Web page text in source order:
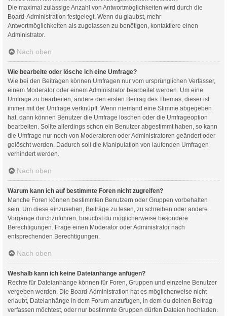
Die maximal zulässige Anzahl von Antwortmöglichkeiten wird durch die
Board-Administration festgelegt. Wenn du glaubst, mehr
Antwortmöglichkeiten als zugelassen zu benötigen, kontaktiere einen
Administrator.
Nach oben
Wie bearbeite oder lösche ich eine Umfrage?
Wie bei den Beiträgen können Umfragen nur vom ursprünglichen Verfasser,
einem Moderator oder einem Administrator bearbeitet werden. Um eine
Umfrage zu bearbeiten, ändere den ersten Beitrag des Themas; dieser ist
immer mit der Umfrage verknüpft. Wenn niemand eine Stimme abgegeben
hat, dann können Benutzer die Umfrage löschen oder die Umfrageoption
bearbeiten. Sollte allerdings schon ein Benutzer abgestimmt haben, so kann
die Umfrage nur noch von Moderatoren oder Administratoren geändert oder
gelöscht werden. Dadurch soll die Manipulation von laufenden Umfragen
verhindert werden.
Nach oben
Warum kann ich auf bestimmte Foren nicht zugreifen?
Manche Foren können bestimmten Benutzern oder Gruppen vorbehalten
sein. Um diese einzusehen, Beiträge zu lesen, zu schreiben oder andere
Vorgänge durchzuführen, brauchst du möglicherweise besondere
Berechtigungen. Frage einen Moderator oder Administrator nach
entsprechenden Berechtigungen.
Nach oben
Weshalb kann ich keine Dateianhänge anfügen?
Rechte für Dateianhänge können für Foren, Gruppen und einzelne Benutzer
vergeben werden. Die Board-Administration hat es möglicherweise nicht
erlaubt, Dateianhänge in dem Forum anzufügen, in dem du deinen Beitrag
verfassen möchtest, oder nur bestimmte Gruppen dürfen Dateien hochladen.